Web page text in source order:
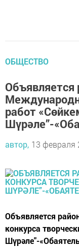
ОБЩЕСТВО
Объявляется
работ
Шүрәле”-
автор, 13 февраля
Объявляется
конкурса
Шүрәле"-